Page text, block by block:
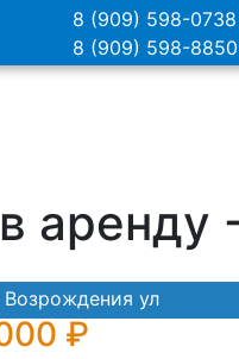
8 (909) 598-0738
8 (909) 598-8850
Возрождения ул
₽